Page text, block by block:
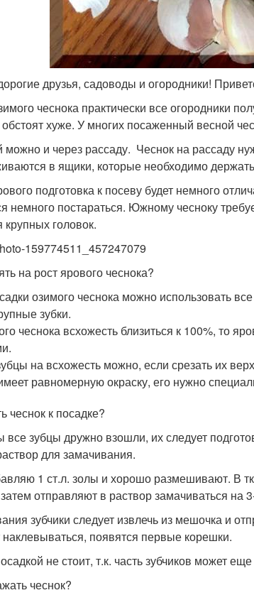
друзья, садоводы и огородники!
чеснока практически все огородники
хуже. У многих посаженный весной
и через рассаду. Чеснок на рассаду
в ящики, которые необходимо
подготовка к посеву будет немного
немного постараться. Южному чесноку
головок.
159774511_457247079
на рост ярового чеснока?
озимого чеснока можно использовать
зубки.
чеснока всхожесть близиться к 100%, то
на всхожесть можно, если срезать их
равномерную окраску, его нужно
чеснок к посадке?
все зубцы дружно взошли, их следует
для замачивания.
1 ст.л. золы и хорошо размешивают. В
отправляют в раствор замачиваться на
зубчики следует извлечь из мешочка и
наклевываться, появятся первые корешки.
не стоит, т.к. часть зубчиков может
чеснок?